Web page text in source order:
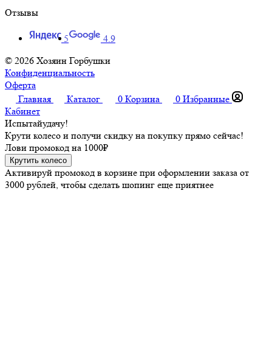
Отзывы
5
4.9
© 2026 Хозяин Горбушки
Конфиденциальность
Оферта
Главная
Каталог 0 Корзина 0 Избранные
Кабинет
Испытайудачу!
Крути колесо и получи скидку на покупку прямо сейчас!
Лови промокод на 1000₽
Крутить колесо
Активируй промокод в корзине при оформлении заказа от
3000 рублей, чтобы сделать шопинг еще приятнее